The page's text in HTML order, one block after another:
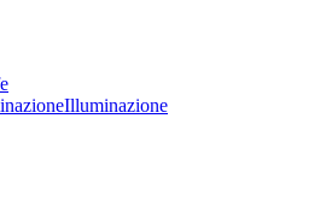
Illuminazione